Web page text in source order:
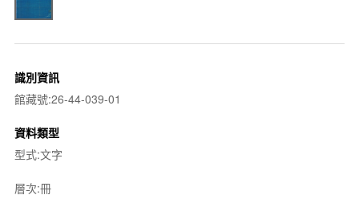
識別資訊
館藏號:26-44-039-01
資料類型
型式:文字
層次:冊